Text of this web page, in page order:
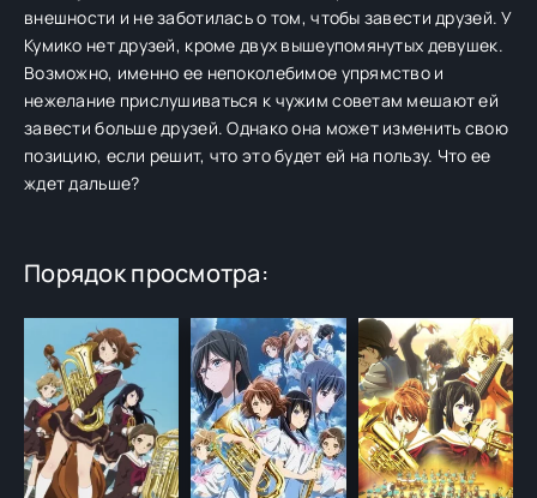
внешности и не заботилась о том, чтобы завести друзей. У
Кумико нет друзей, кроме двух вышеупомянутых девушек.
Возможно, именно ее непоколебимое упрямство и
нежелание прислушиваться к чужим советам мешают ей
завести больше друзей. Однако она может изменить свою
позицию, если решит, что это будет ей на пользу. Что ее
ждет дальше?
Порядок просмотра: